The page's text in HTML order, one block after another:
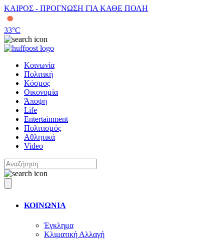
ΚΑΙΡΟΣ - ΠΡΟΓΝΩΣΗ ΓΙΑ ΚΑΘΕ ΠΟΛΗ
33°C
Κοινωνία
Πολιτική
Κόσμος
Οικονομία
Άποψη
Life
Entertainment
Πολιτισμός
Αθλητικά
Video
ΚΟΙΝΩΝΙΑ
Έγκλημα
Κλιματική Αλλαγή